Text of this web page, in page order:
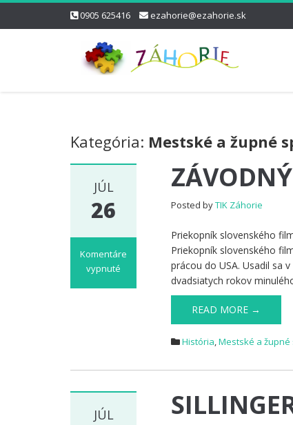
0905 625416 ezahorie@ezahorie.sk
Kategória: Mestské a župné
JÚL
26
Komentáre
vypnuté
Posted byTIK Záhorie
Priekopník slovenského
Priekopník slovenského
prácou do USA. Usadil sa
dvadsiatych rokov
READ MORE →
História,Mestské a
JÚL